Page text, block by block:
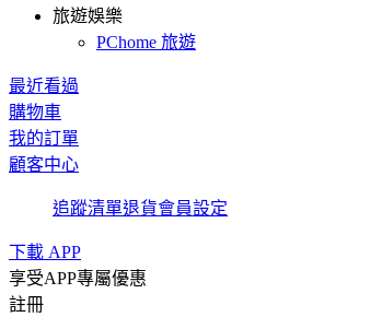
旅遊娛樂
PChome 旅遊
最近看過
購物車
我的訂單
顧客中心
追蹤清單退貨會員設定
下載 APP
享受APP專屬優惠
註冊